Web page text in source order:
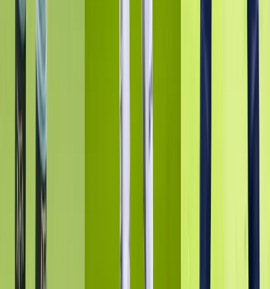
নিরপেক্ষ প্রয়োগকারী: স্বরাষ্ট্রমন্ত্রী
বরিশালটাইমস রিপোর্ট
০২ আগস্ট, ২০২৬ ১২:৪৭
০২ আগস্ট, ২০২৬ ১২:৪৭